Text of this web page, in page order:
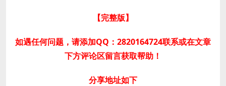
【完整版】
如遇任何问题，请添加QQ：2820164724联系或在文章
下方评论区留言获取帮助！
分享地址如下